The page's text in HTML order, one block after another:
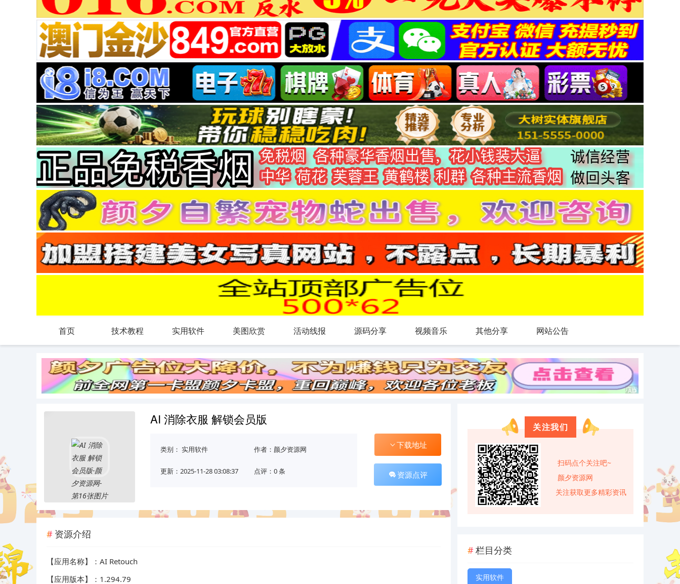
首页 技术教程 实用软件 美图欣赏 活动线报 源码分享 视频音乐 其他分享 网站公告
AI 消除衣服 解锁会员版
类别： 实用软件 作者：颜夕资源网
更新：2025-11-28 03:08:37 点评：0 条
下载地址
资源点评
资源介绍
【应用名称】：AI Retouch
【应用版本】：1.294.79
关注我们
扫码点个关注吧~
颜夕资源网
关注获取更多精彩资讯
栏目分类
实用软件